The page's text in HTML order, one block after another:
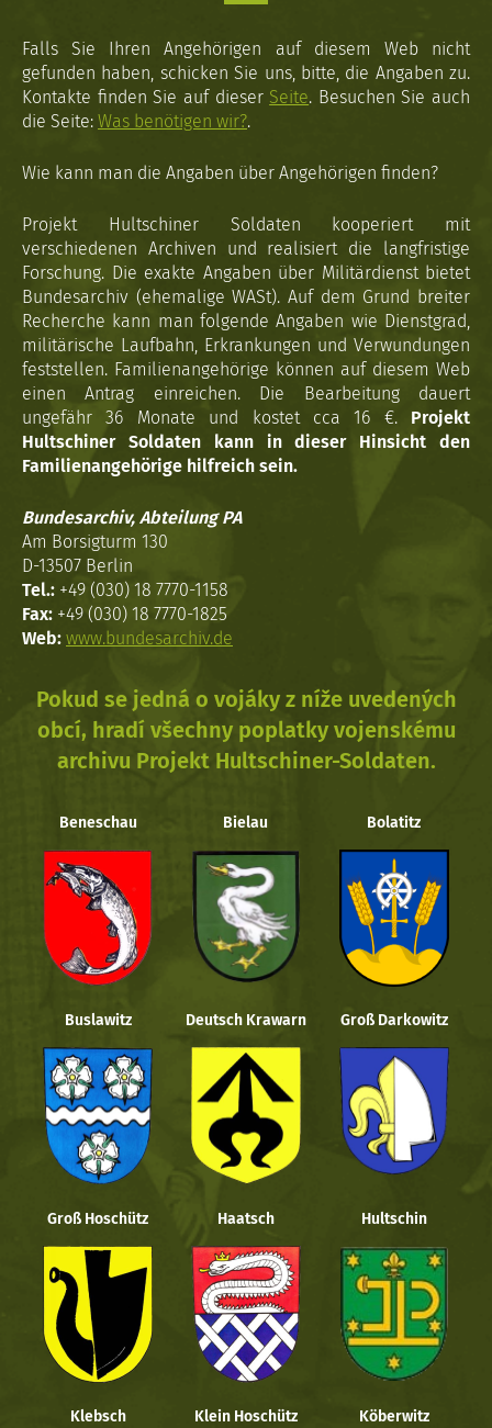
Falls Sie Ihren Angehörigen auf diesem Web nicht
gefunden haben, schicken Sie uns, bitte, die Angaben zu.
Kontakte finden Sie auf dieser Seite. Besuchen Sie auch
die Seite: Was benötigen wir?.
Wie kann man die Angaben über Angehörigen finden?
Projekt Hultschiner Soldaten kooperiert mit
verschiedenen Archiven und realisiert die langfristige
Forschung. Die exakte Angaben über Militärdienst bietet
Bundesarchiv (ehemalige WASt). Auf dem Grund breiter
Recherche kann man folgende Angaben wie Dienstgrad,
militärische Laufbahn, Erkrankungen und Verwundungen
feststellen. Familienangehörige können auf diesem Web
einen Antrag einreichen. Die Bearbeitung dauert
ungefähr 36 Monate und kostet cca 16 €. Projekt
Hultschiner Soldaten kann in dieser Hinsicht den
Familienangehörige hilfreich sein.
Bundesarchiv, Abteilung PA
Am Borsigturm 130
D-13507 Berlin
Tel.: +49 (030) 18 7770-1158
Fax: +49 (030) 18 7770-1825
Web: www.bundesarchiv.de
Pokud se jedná o vojáky z níže uvedených
obcí, hradí všechny poplatky vojenskému
archivu Projekt Hultschiner-Soldaten.
Beneschau Bielau Bolatitz
Buslawitz Deutsch Krawarn Groß Darkowitz
Groß Hoschütz Haatsch Hultschin
Klebsch Klein Hoschütz Köberwitz